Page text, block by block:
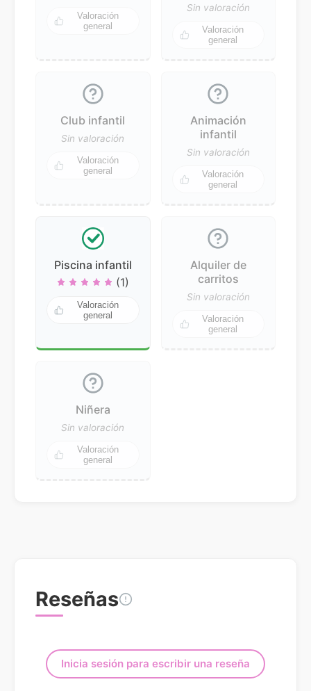
Valoración
general
Sin valoración
Valoración
general
Club infantil
Sin valoración
Valoración
general
Animación
infantil
Sin valoración
Valoración
general
Piscina infantil
(1)
Valoración
general
Alquiler de
carritos
Sin valoración
Valoración
general
Niñera
Sin valoración
Valoración
general
Reseñas
Inicia sesión para escribir una reseña